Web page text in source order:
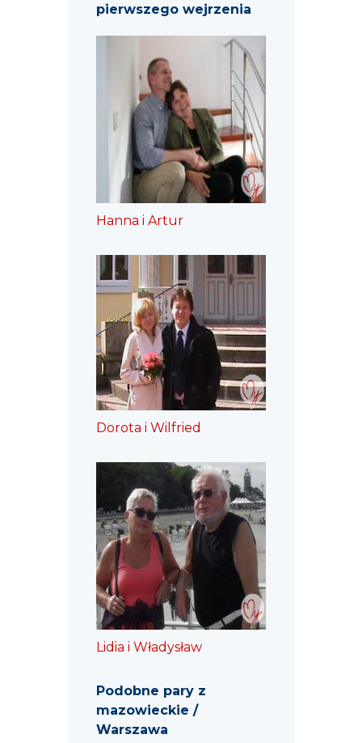
pierwszego wejrzenia
Hanna i Artur
Dorota i Wilfried
Lidia i Władysław
Podobne pary z
mazowieckie /
Warszawa